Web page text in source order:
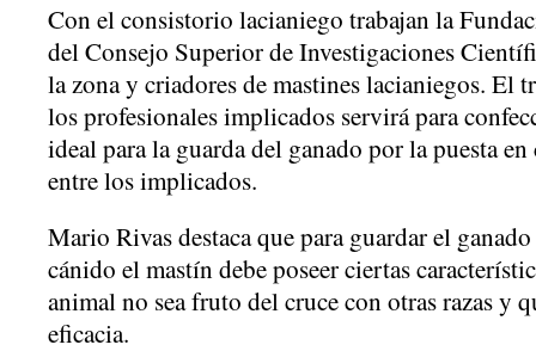
Con el consistorio lacianiego trabajan la
del Consejo Superior de Investigaciones
la zona y criadores de mastines lacianiegos. El
los profesionales implicados servirá para
ideal para la guarda del ganado por la puesta
entre los implicados.
Mario Rivas destaca que para guardar el
cánido el mastín debe poseer ciertas
animal no sea fruto del cruce con otras razas y
eficacia.